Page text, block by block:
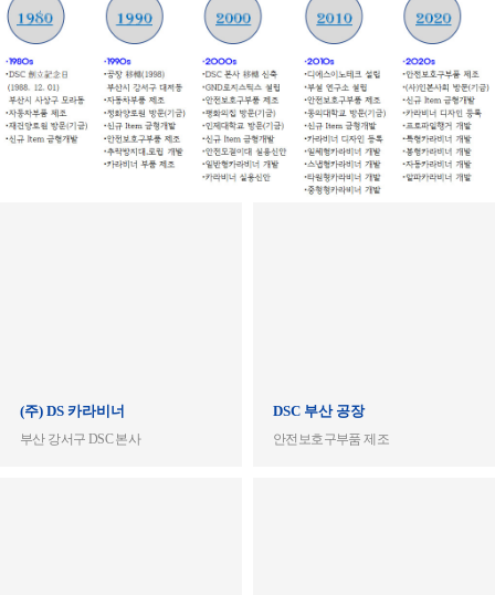
(주) DS 카라비너
부산 강서구 DSC 본사
DSC 부산 공장
안전보호구부품 제조